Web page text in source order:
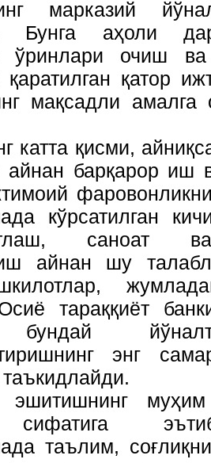
марказий
Бунга аҳоли
очиш ва
қаратилган қатор
мақсадли
катта қисми,
айнан барқарор иш
кўрсатилган
саноат
айнан шу
тараққиёт
бундай
энг
эшитишнинг
сифатига
таълим,